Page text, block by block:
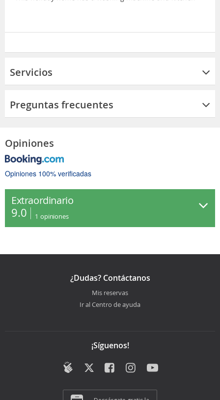
Servicios
Preguntas frecuentes
Opiniones
Opiniones 100% verificadas
Extraordinario
9.0 1 opiniones
¿Dudas? Contáctanos
Mis reservas
Ir al Centro de ayuda
¡Síguenos!